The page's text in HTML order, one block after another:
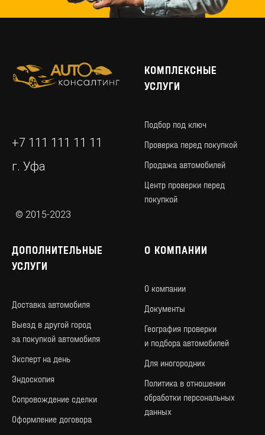
Определяем нижнюю и верхнюю цену
автомобиля. Определяем стратегию
и сроки продажи.
Даем рекомендации по подготовке
а\м.
Обсуждаем особенности
заявку и подписываем договор,
по которому мы берем на себя все
обязательства по поиску
и проверки автомобиля для Вас.
+7 111 111 11 11
г. Уфа
© 2015-2023
КОМПЛЕКСНЫЕ
УСЛУГИ
Подбор под ключ
Проверка перед покупкой
Продажа автомобилей
Центр проверки перед
покупкой
ДОПОЛНИТЕЛЬНЫЕ
УСЛУГИ
Доставка автомобиля
Выезд в другой город
за покупкой автомобиля
Эксперт на день
Эндоскопия
Сопровождение сделки
Оформление договора
О КОМПАНИИ
О компании
Документы
География проверки
и подбора автомобилей
Для иногородних
Политика в отношении
обработки персональных
данных